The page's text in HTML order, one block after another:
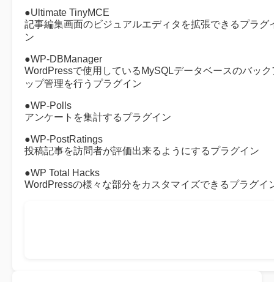
●Ultimate TinyMCE
記事編集画面のビジュアルエディタを拡張できるプラグ
ン
●WP-DBManager
WordPressで使用しているMySQLデータベースのバック
ップ管理を行うプラグイン
●WP-Polls
アンケートを集計するプラグイン
●WP-PostRatings
投稿記事を訪問者が評価出来るようにするプラグイン
●WP Total Hacks
WordPressの様々な部分をカスタマイズできるプラグイ